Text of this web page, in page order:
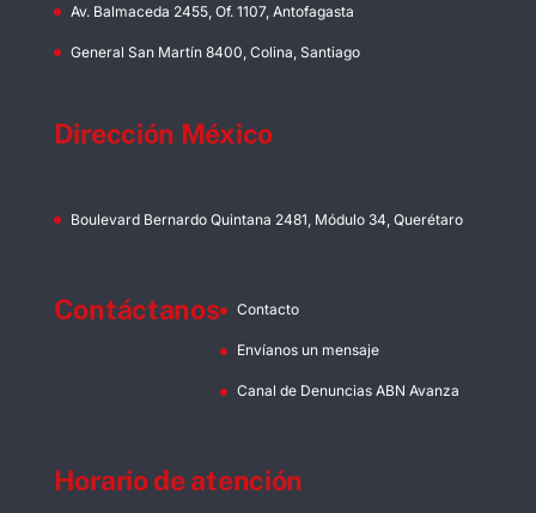
Av. Balmaceda 2455, Of. 1107, Antofagasta
General San Martín 8400, Colina, Santiago
Dirección México
Boulevard Bernardo Quintana 2481, Módulo 34, Querétaro
Contáctanos Contacto
Envíanos un mensaje
Canal de Denuncias ABN Avanza
Horario de atención